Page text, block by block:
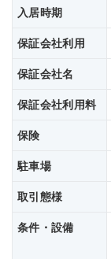
入居時期
保証会社利用
保証会社名
保証会社利用料
保険
駐車場
取引態様
条件・設備